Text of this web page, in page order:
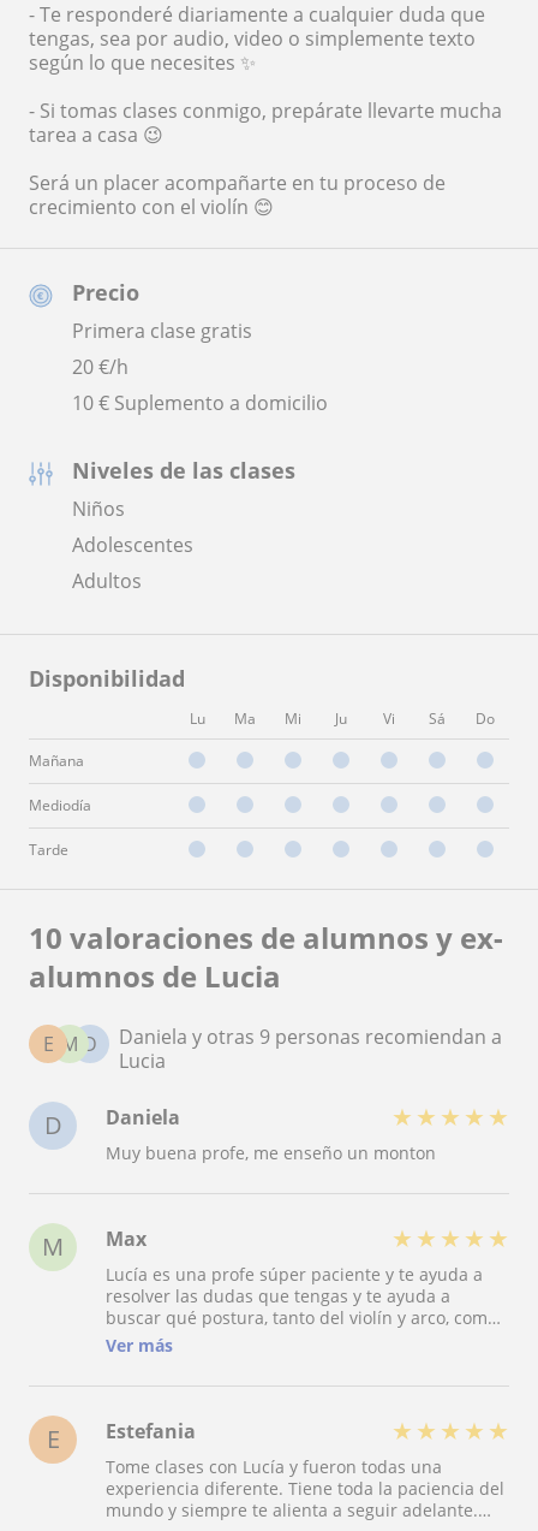
Precio
Primera clase gratis
20€/h
10 € Suplemento a domicilio
Niveles de las clases
Niños
Adolescentes
Adultos
Disponibilidad
Lu Ma Mi Ju Vi Sá Do
Mañana
Mediodía
Tarde
- Te responderé diariamente a cualquier duda que
tengas, sea por audio, video o simplemente texto
según lo que necesites ✨
- Si tomas clases conmigo, prepárate llevarte mucha
tarea a casa 😉
Será un placer acompañarte en tu proceso de
crecimiento con el violín 😊
10 valoraciones de alumnos y ex-
alumnos de Lucia
D
M
E
Daniela y otras 9 personas recomiendan a
Lucia
D Daniela ★ ★ ★ ★ ★
Muy buena profe, me enseño un monton
M Max ★ ★ ★ ★ ★
Lucía es una profe súper paciente y te ayuda a
resolver las dudas que tengas y te ayuda a
buscar qué postura, tanto del violín y arco, como
tu espalda, para evitar lesiones tontas pero que
tiene ejemplos muy visuales, cosa que a mí me
visualización, tipo, agarra el arco como si
agarrases un freno de una moto, y cosas así que
te ayudan a entender un movimiento que no es
consciente hasta ese momento. Otra cosa que
tiene Lucía es que tiene muchos recursos en pdf
Ver más
E Estefania ★ ★ ★ ★ ★
Tome clases con Lucía y fueron todas una
experiencia diferente. Tiene toda la paciencia del
mundo y siempre te alienta a seguir adelante.